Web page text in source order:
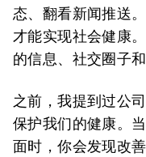
态、翻看新闻推送
才能实现社会健康
的信息、社交圈子
之前，我提到过公
保护我们的健康。
面时，你会发现改